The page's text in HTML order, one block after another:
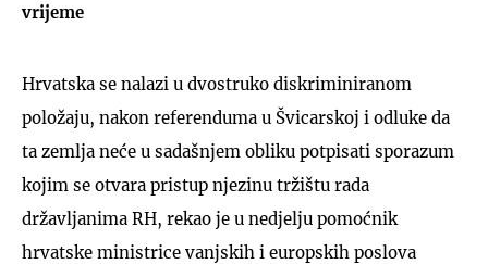
vrijeme
Hrvatska se nalazi u dvostruko diskriminiranom
položaju, nakon referenduma u Švicarskoj i odluke da
ta zemlja neće u sadašnjem obliku potpisati sporazum
kojim se otvara pristup njezinu tržištu rada
državljanima RH, rekao je u nedjelju pomoćnik
hrvatske ministrice vanjskih i europskih poslova